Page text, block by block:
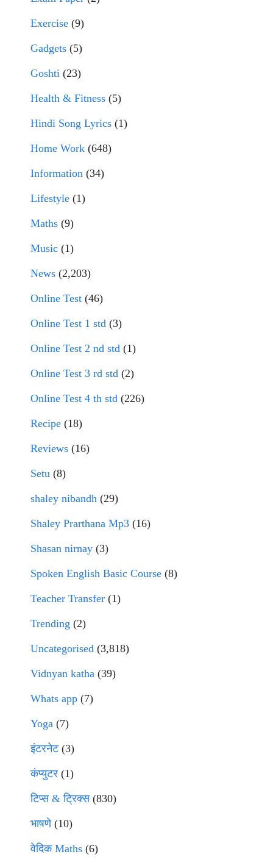
Exercise (9)
Gadgets (5)
Goshti (23)
Health & Fitness (5)
Hindi Song Lyrics (1)
Home Work (648)
Information (34)
Lifestyle (1)
Maths (9)
Music (1)
News (2,203)
Online Test (46)
Online Test 1 std (3)
Online Test 2 nd std (1)
Online Test 3 rd std (2)
Online Test 4 th std (226)
Recipe (18)
Reviews (16)
Setu (8)
shaley nibandh (29)
Shaley Prarthana Mp3 (16)
Shasan nirnay (3)
Spoken English Basic Course (8)
Teacher Transfer (1)
Trending (2)
Uncategorised (3,818)
Vidnyan katha (39)
Whats app (7)
Yoga (7)
इंटरनेट(3)
कंप्युटर (1)
टिप्स & ट्रिक्स(830)
भाषणे(10)
वेदिक Maths (6)